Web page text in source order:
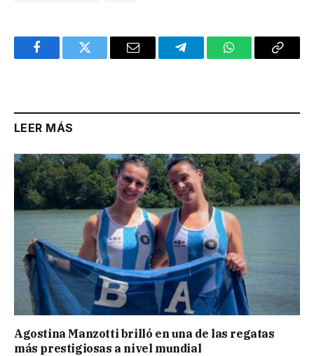
FacebookTwitter Email TelegramWhatsAppCopy
LEER MÁS
Agostina Manzotti brilló en una de las regatas
más prestigiosas a nivel mundial